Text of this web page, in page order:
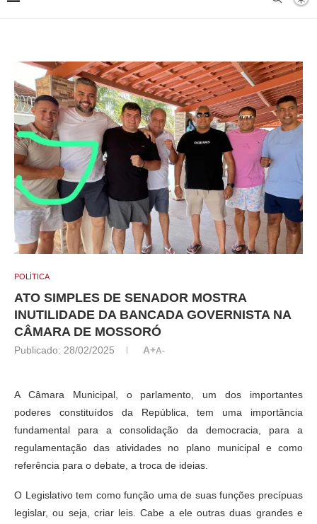
POLÍTICA
ATO SIMPLES DE SENADOR MOSTRA
INUTILIDADE DA BANCADA GOVERNISTA NA
CÂMARA DE MOSSORÓ
Publicado: 28/02/2025 A+A-
A Câmara Municipal, o parlamento, um dos importantes
poderes constituídos da República, tem uma importância
fundamental para a consolidação da democracia, para a
regulamentação das atividades no plano municipal e como
referência para o debate, a troca de ideias.
O Legislativo tem como função uma de suas funções precípuas
legislar, ou seja, criar leis. Cabe a ele outras duas grandes e